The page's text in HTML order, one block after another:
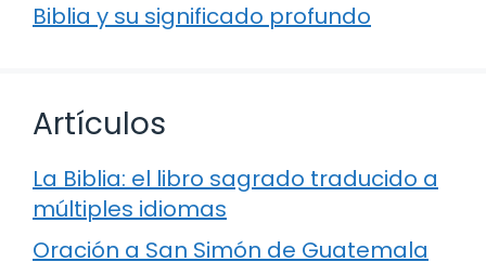
Biblia y su significado profundo
Artículos
La Biblia: el libro sagrado traducido a
múltiples idiomas
Oración a San Simón de Guatemala